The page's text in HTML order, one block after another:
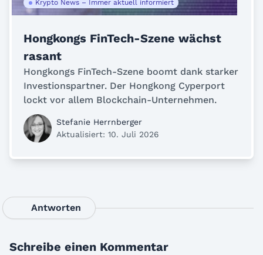
Krypto News – Immer aktuell informiert
Hongkongs FinTech-Szene wächst
rasant
Hongkongs FinTech-Szene boomt dank starker
Investionspartner. Der Hongkong Cyperport
lockt vor allem Blockchain-Unternehmen.
Stefanie Herrnberger
Aktualisiert: 10. Juli 2026
Antworten
Schreibe einen Kommentar